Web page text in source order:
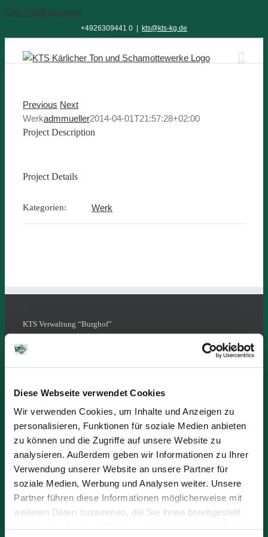
Diese Webseite verwendet Cookies
Wir verwenden Cookies, um Inhalte und Anzeigen zu
personalisieren, Funktionen für soziale Medien anbieten
zu können und die Zugriffe auf unsere Website zu
analysieren. Außerdem geben wir Informationen zu Ihrer
Verwendung unserer Website an unsere Partner für
soziale Medien, Werbung und Analysen weiter. Unsere
Partner führen diese Informationen möglicherweise mit
weiteren Daten zusammen, die Sie ihnen bereitgestellt
Zum Inhalt springen
+4926309441 0 kts@kts-kg.de
Previous Next
Werkadmmueller2014-04-01T21:57:28+02:00
Project Description
Project Details
Kategorien: Werk
KTS Verwaltung “Burghof”
Burgstraße 9
56218 Mülheim-Kärlich
Öffnungszeiten:
Montag bis Donnerstag
von 08:00 Uhr -16:45 Uhr
08:00 Uhr - 15:30 Uhr
Telefon: +49 (2630) 94 41-0
Telefax: +49 (2630) 94 41-10
E-Mail: kts@kts-kg.de
Ansprechpartner: